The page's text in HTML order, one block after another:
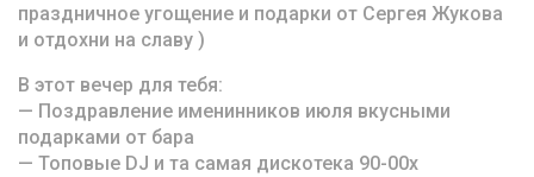
праздничное угощение и подарки от Сергея Жукова
и отдохни на славу )
В этот вечер для тебя:
— Поздравление именинников июля вкусными
подарками от бара
— Топовые DJ и та самая дискотека 90-00х